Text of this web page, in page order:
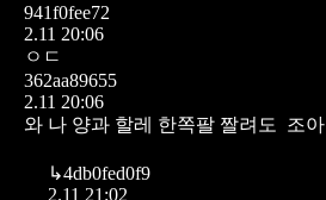
941f0fee72
2.11 20:06
ㅇㄷ
362aa89655
2.11 20:06
와 나 양과 할레 한쪽팔 짤려도 조아
↳4db0fed0f9
2.11 21:02